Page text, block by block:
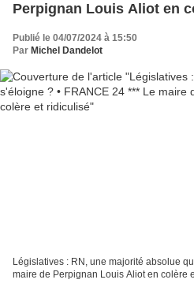
Perpignan Louis Aliot en
Publié le 04/07/2024 à 15:50
Par Michel Dandelot
Législatives : RN, une majorité absolue
maire de Perpignan Louis Aliot en colère